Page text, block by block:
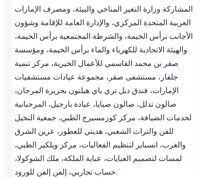
المشاركة وزارة التغير المناخي والبيئة، ومصرف الإمارات
العربية المتحدة المركزي، والإدارة العامة للإقامة وشؤون
الأجانب برأس الخيمة، والشرطة المجتمعية برأس الخيمة،
والهيئة الاتحادية للكهرباء والماء برأس الخيمة، ومؤسسة
صقر بن محمد القاسمي للأعمال الخيرية، مركز تنمية
جلفار، مستشفى صقر، مجموعة عيادات مستشفيات
الإمارات، فندق دبل تري باي هيلتون بجزيرة المرجان،
صالون تدلل، صالون صبايا، عيادة بارجيل، المرحبانية
لخدمات الضيافة، مركز كوزمسيرج الطبي، جمعية النخيل
للفن والتراث الشعبي، هديتي للعطور، عرين الشرق
والغرب، انسباير لتنظيم الفعاليات، مركز ويلكير الطبي،
لمسات لتصميم العبايات، عباية الملكة، ملك الشوكولا،
حساب تجاربي، إلفن إلفن للورود.